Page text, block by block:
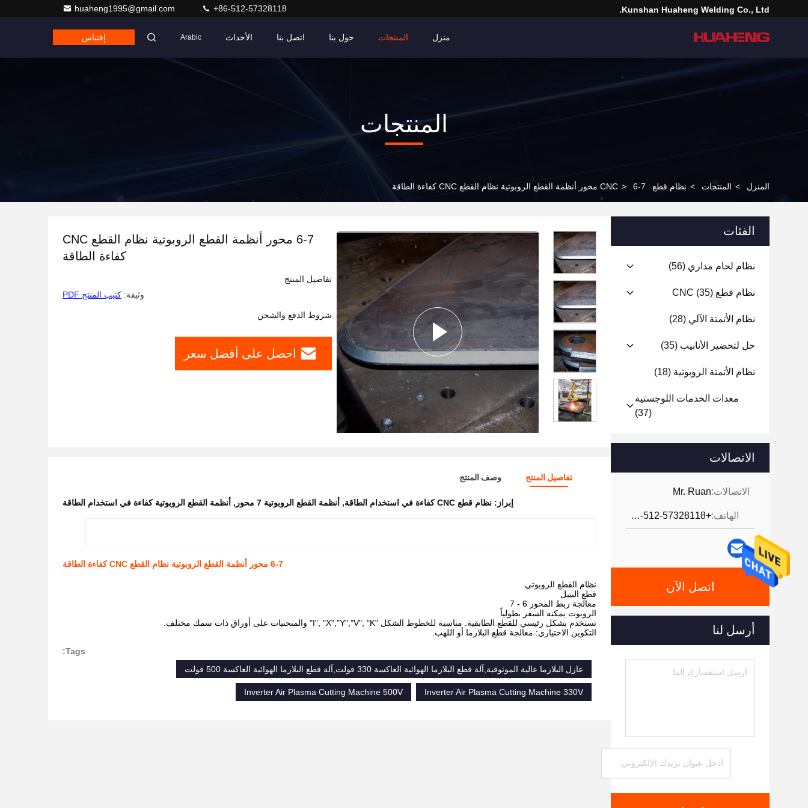
Kunshan Huaheng Welding Co., Ltd.
huaheng1995@gmail.com +86-512-57328118
منزل المنتجات حول بنا اتصل بنا الأحداث Arabic إقتباس
المنتجات
المنزل > المنتجات > نظام قطع CNC > 6-7 محور أنظمة القطع الروبوتية نظام القطع CNC كفاءة الطاقة
الفئات
نظام لحام مداري (56)
نظام قطع CNC (35)
نظام الأتمتة الآلي (28)
حل لتحضير الأنابيب (35)
نظام الأتمتة الروبوتية (18)
معدات الخدمات اللوجستية
(37)
الاتصالات
الاتصالات:Mr. Ruan
الهاتف: +86-512-57328118
اتصل الآن
أرسل لنا
6-7 محور أنظمة القطع الروبوتية نظام القطع CNC
كفاءة الطاقة
تفاصيل المنتج
وثيقة: كتيب المنتج PDF
شروط الدفع والشحن
احصل على أفضل سعر
تفاصيل المنتج وصف المنتج
إبراز: نظام قطع CNC كفاءة في استخدام الطاقة , أنظمة القطع الروبوتية 7 محور , أنظمة القطع الروبوتية كفاءة في استخدام الطاقة
6-7 محور أنظمة القطع الروبوتية نظام القطع CNC كفاءة الطاقة
نظام القطع الروبوتي
قطع البيبل
معالجة ربط المحور 6 - 7
الروبوت يمكنه السفر بطولياً
تستخدم بشكل رئيسي للقطع الطابقية. مناسبة للخطوط الشكل "I", "X","Y","V", "K" والمنحنيات على أوراق ذات سمك مختلف.
التكوين الاختياري: معالجة قطع البلازما أو اللهب.
Tags:
عازل البلازما عالية الموثوقية,آلة قطع البلازما الهوائية العاكسة 330 فولت,آلة قطع البلازما الهوائية العاكسة 500 فولت
Inverter Air Plasma Cutting Machine 330V
Inverter Air Plasma Cutting Machine 500V